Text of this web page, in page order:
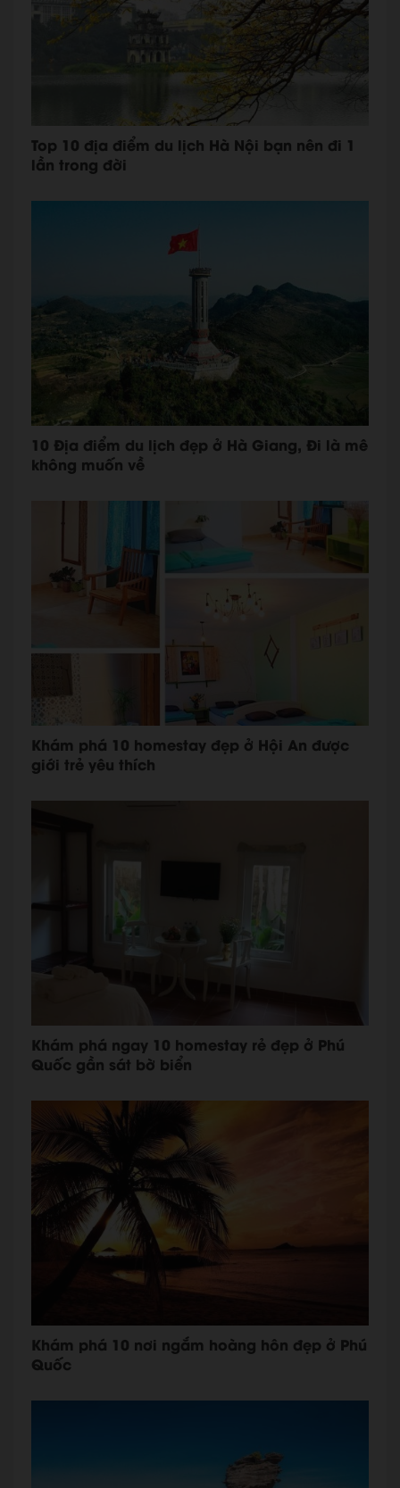
Top 10 địa điểm du lịch Hà Nội bạn nên đi 1
lần trong đời
10 Địa điểm du lịch đẹp ở Hà Giang, Đi là mê
không muốn về
Khám phá 10 homestay đẹp ở Hội An được
giới trẻ yêu thích
Khám phá ngay 10 homestay rẻ đẹp ở Phú
Quốc gần sát bờ biển
Khám phá 10 nơi ngắm hoàng hôn đẹp ở Phú
Quốc